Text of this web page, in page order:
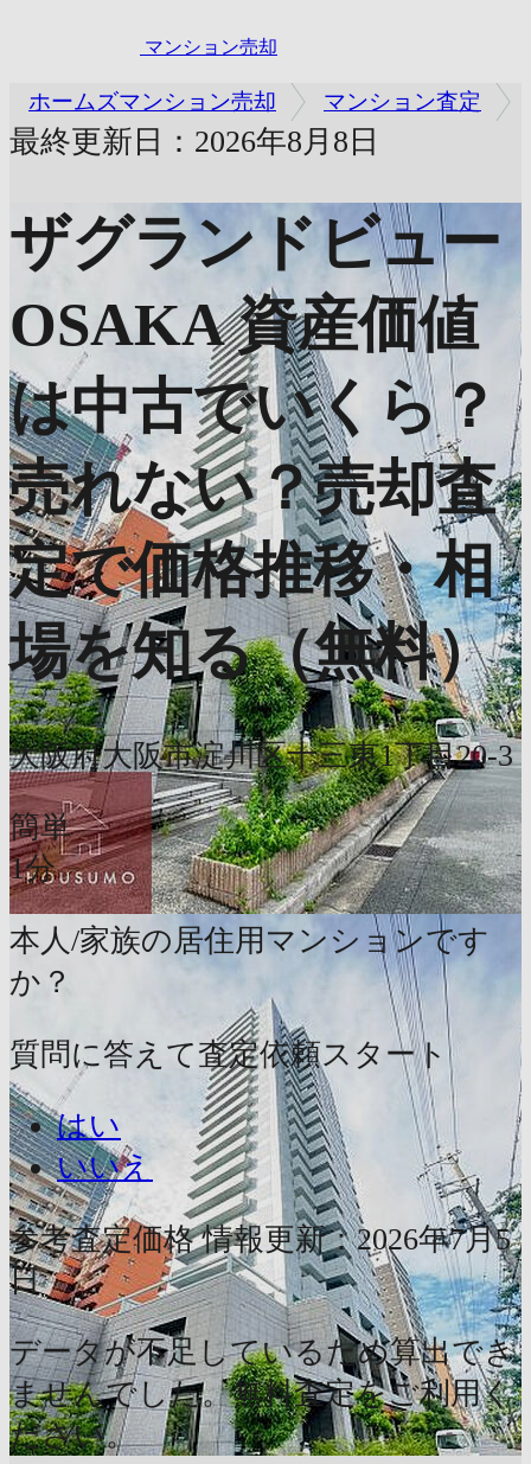
マンション売却
ホームズマンション売却 マンション査定
最終更新日：2026年8月8日
ザグランドビュー
OSAKA 資産価値
は中古でいくら？
売れない？売却査
定で価格推移・相
場を知る（無料）
大阪府大阪市淀川区十三東1丁目20-3
簡単
1分
本人/家族の居住用マンションです
か？
質問に答えて査定依頼スタート
はい
いいえ
参考査定価格 情報更新：2026年7月5
日
データが不足しているため算出でき
ませんでした。無料査定をご利用く
ださい。